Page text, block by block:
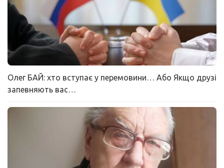
Олег БАЙ: хто вступає у перемовини… Або Якщо друзі
запевняють вас…